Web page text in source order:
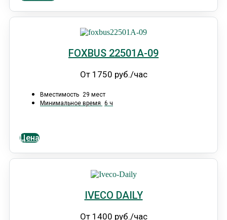
FOXBUS 22501А-09
От 1750 руб./час
Вместимость 29 мест
Минимальное время 6 ч
Цена
IVECO DAILY
От 1400 руб./час